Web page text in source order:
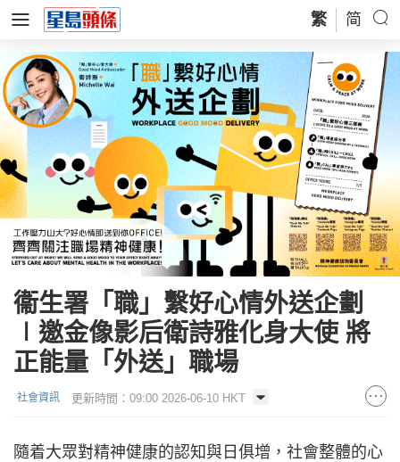
繁 简
衞生署「職」繫好心情外送企劃
∣邀金像影后衛詩雅化身大使 將
正能量「外送」職場
社會資訊 更新時間：09:00 2026-06-10 HKT
隨着大眾對精神健康的認知與日俱增，社會整體的心